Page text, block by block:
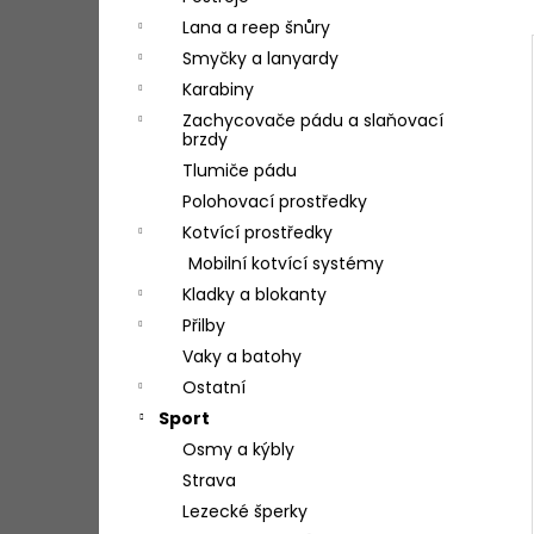
Lana a reep šnůry
Smyčky a lanyardy
Karabiny
Zachycovače pádu a slaňovací
brzdy
Tlumiče pádu
Polohovací prostředky
Kotvící prostředky
Mobilní kotvící systémy
Kladky a blokanty
Přilby
Vaky a batohy
Ostatní
Sport
Osmy a kýbly
Strava
Lezecké šperky